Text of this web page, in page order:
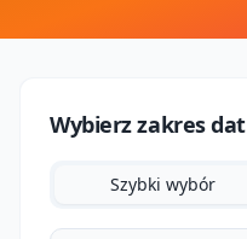
Wybierz zakres dat
Szybki wybór